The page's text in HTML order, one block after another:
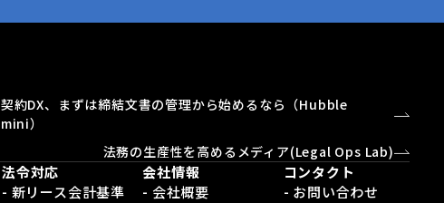
契約DX、まずは締結文書の管理から始めるなら（Hubble
mini）
法務の生産性を高めるメディア(Legal Ops Lab)
法令対応
- 新リース会計基準
会社情報
- 会社概要
コンタクト
- お問い合わせ